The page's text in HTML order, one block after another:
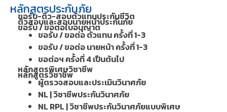
หลักสูตรประกันภัย
ขอรับ-ติว-สอบตัวแทนประกันชีวิต
ติวสอบและสอบนายหน้าประกันภัย
ขอรับ / ขอต่อใบอนุญาต
ขอรับ / ขอต่อ ตัวแทน ครั้งที่ 1-3
ขอรับ / ขอต่อ นายหน้า ครั้งที่ 1-3
ขอต่อฯ ครั้งที่ 4 เป็นต้นไป
หลักสูตรพิเศษวิชาชีพ
หลักสูตรวิชาชีพ
ผู้ตรวจสอบและประเมินวินาศภัย
NL | วิชาชีพประกันวินาศภัย
NL RPL | วิชาชีพประกันวินาศภัยแบบพิเศษ